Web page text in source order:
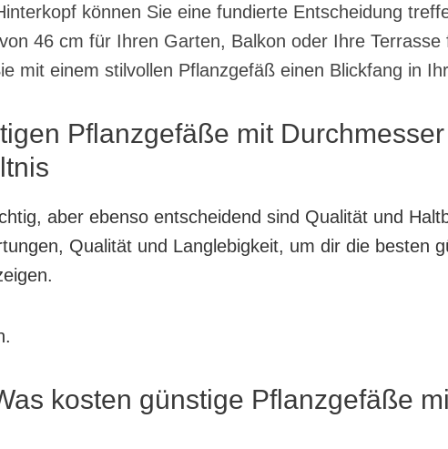
können Sie eine fundierte Entscheidung
46 cm für Ihren Garten, Balkon oder Ihre
mit einem stilvollen Pflanzgefäß einen Blickfang in
Pflanzgefäße mit
aber ebenso entscheidend sind Qualität und
Qualität und Langlebigkeit, um dir die besten
kosten günstige Pflanzgefäße